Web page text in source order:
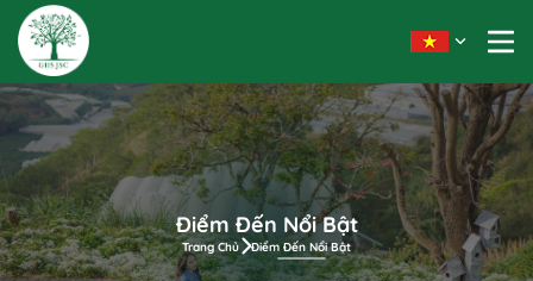
Điểm Đến Nổi Bật
Trang Chủ Điểm Đến Nổi Bật